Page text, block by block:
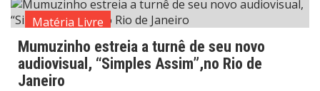
Matéria Livre
Mumuzinho estreia a turnê de seu novo
audiovisual, “Simples Assim”,no Rio de
Janeiro